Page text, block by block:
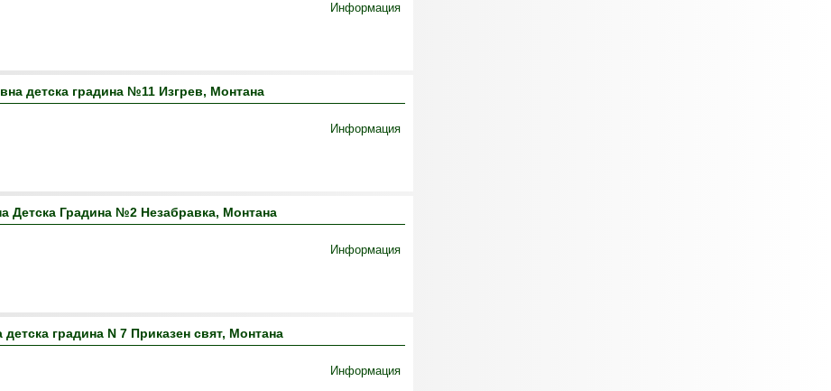
Информация
детска градина №11 Изгрев, Монтана
Информация
Детска Градина №2 Незабравка, Монтана
Информация
градина N 7 Приказен свят, Монтана
Информация